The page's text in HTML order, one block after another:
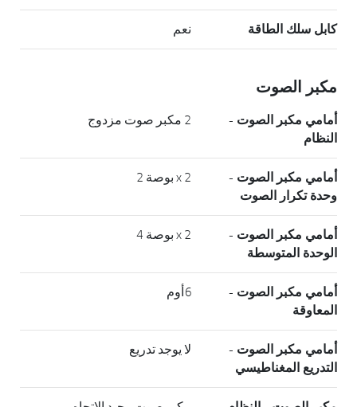
كابل سلك الطاقة نعم
مكبر الصوت
أمامي مكبر الصوت -
النظام
2 مكبر صوت مزدوج
أمامي مكبر الصوت -
وحدة تكرار الصوت
x 2 بوصة 2
أمامي مكبر الصوت -
الوحدة المتوسطة
x 2 بوصة 4
أمامي مكبر الصوت -
المعاوقة
6أوم
أمامي مكبر الصوت -
التدريع المغناطيسي
لا يوجد تدريع